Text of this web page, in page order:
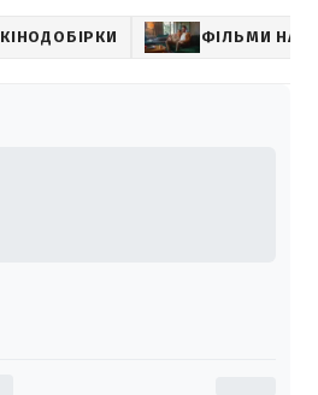
КІНОДОБІРКИ ФІЛЬМИ НА